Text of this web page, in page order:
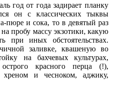
год от года задирает планку
он с классических тыквы
пюре и сока, то в девятый раз
пробу массу экзотики, какую
при иных обстоятельствах.
заливке, квашеную во
на бахчевых культурах,
красного перца (!),
и чесноком, аджику,